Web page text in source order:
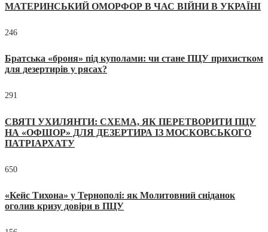
МАТЕРИНСЬКИЙ ОМОРФОР В ЧАС ВІЙНИ В УКРАЇНІ
246
Братська «броня» під куполами: чи стане ПЦУ прихистком
для дезертирів у рясах?
291
СВЯТІ УХИЛЯНТИ: СХЕМА, ЯК ПЕРЕТВОРИТИ ПЦУ
НА «ОФШОР» ДЛЯ ДЕЗЕРТИРА ІЗ МОСКОВСЬКОГО
ПАТРІАРХАТУ
650
«Кейс Тихона» у Тернополі: як Молитовний сніданок
оголив кризу довіри в ПЦУ